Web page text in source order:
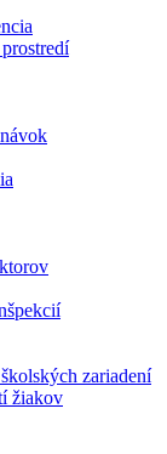
zariadení
žiakov